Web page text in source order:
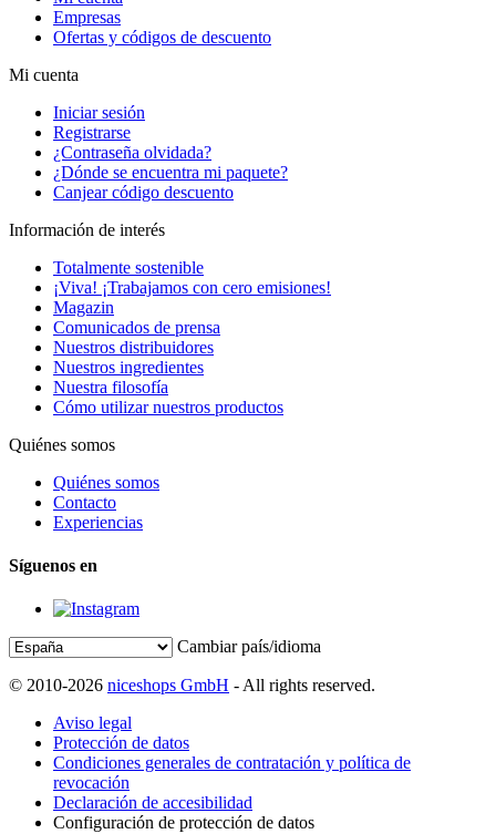
Empresas
Ofertas y códigos de descuento
Mi cuenta
Iniciar sesión
Registrarse
¿Contraseña olvidada?
¿Dónde se encuentra mi paquete?
Canjear código descuento
Información de interés
Totalmente sostenible
¡Viva! ¡Trabajamos con cero emisiones!
Magazin
Comunicados de prensa
Nuestros distribuidores
Nuestros ingredientes
Nuestra filosofía
Cómo utilizar nuestros productos
Quiénes somos
Quiénes somos
Contacto
Experiencias
Síguenos en
Cambiar país/idioma
© 2010-2026 niceshops GmbH - All rights reserved.
Aviso legal
Protección de datos
Condiciones generales de contratación y política de
revocación
Declaración de accesibilidad
Configuración de protección de datos